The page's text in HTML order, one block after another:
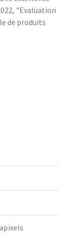
"Evaluation
de produits